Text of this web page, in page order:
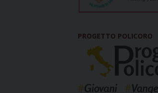
PROGETTO POLICORO